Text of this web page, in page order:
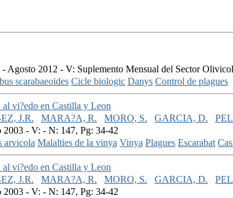
Agosto 2012 - V: Suplemento Mensual del Sector
scarabaeoides Cicle biologic Danys Control de plagues
al vi?edo en Castilla y Leon
J.R. MARA?A, R. MORO, S. GARCIA, D.
- V: - N: 147, Pg: 34-42
arvicola Malalties de la vinya Vinya Plagues Escarabat
al vi?edo en Castilla y Leon
J.R. MARA?A, R. MORO, S. GARCIA, D.
- V: - N: 147, Pg: 34-42